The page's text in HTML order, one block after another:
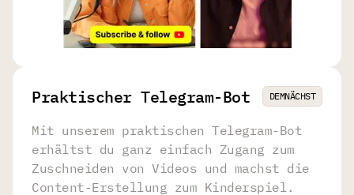
Praktischer Telegram-Bot DEMNÄCHST
Mit unserem praktischen Telegram-Bot
erhältst du ganz einfach Zugang zum
Zuschneiden von Videos und machst die
Content-Erstellung zum Kinderspiel.